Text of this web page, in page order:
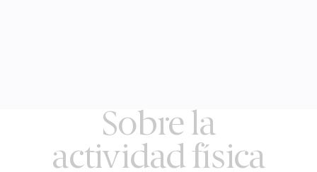
Sobre la
actividad física